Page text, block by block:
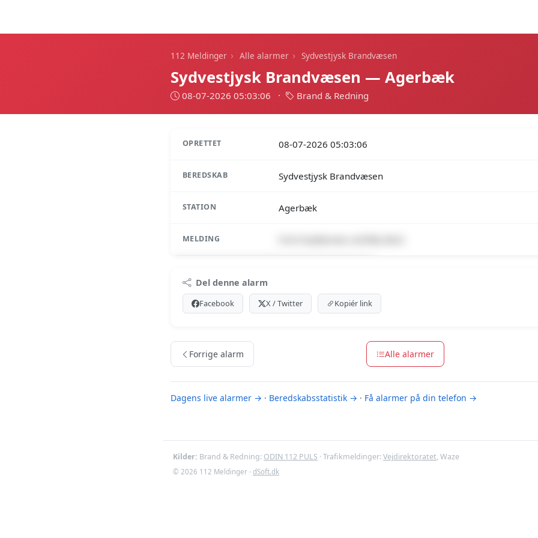
112 Meldinger › Alle alarmer › Sydvestjysk Brandvæsen
Sydvestjysk Brandvæsen — Agerbæk
08-07-2026 05:03:06 · Brand & Redning
OPRETTET 08-07-2026 05:03:06
BEREDSKAB Sydvestjysk Brandvæsen
STATION Agerbæk
MELDING
Premium indhold
Log ind med Premium for at se meldingen.
Se Premium-muligheder
Del denne alarm
Facebook X / Twitter Kopiér link
Forrige alarm Alle alarmer
Dagens live alarmer → · Beredskabsstatistik → · Få alarmer på din telefon →
Kilder: Brand & Redning: ODIN 112 PULS · Trafikmeldinger:Vejdirektoratet, Waze
© 2026 112 Meldinger · dSoft.dk